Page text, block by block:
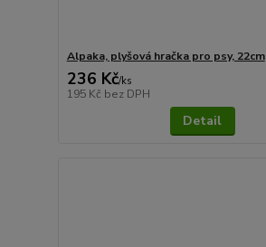
Alpaka, plyšová hračka pro psy, 22cm
236 Kč/ks
195 Kč bez DPH
Detail